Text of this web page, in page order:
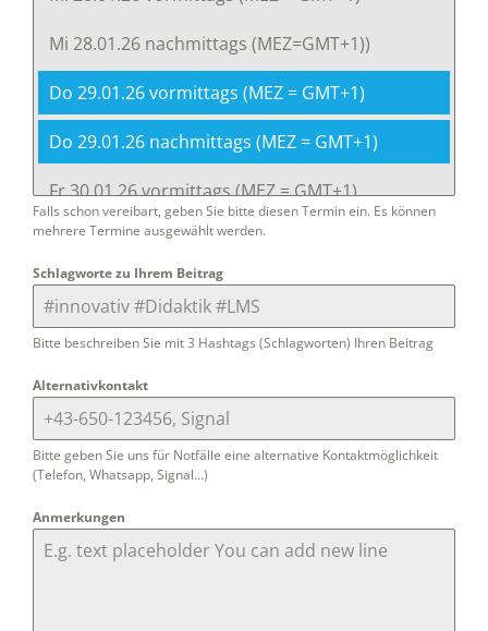
Mi 28.01.26 nachmittags (MEZ=GMT+1))
Do 29.01.26 vormittags (MEZ = GMT+1)
Do 29.01.26 nachmittags (MEZ = GMT+1)
Fr 30.01.26 vormittags (MEZ = GMT+1)
Fr 30.01.26 nachmittags (MEZ = GMT+1)
Falls schon vereibart, geben Sie bitte diesen Termin ein. Es können
mehrere Termine ausgewählt werden.
Schlagworte zu Ihrem Beitrag
Bitte beschreiben Sie mit 3 Hashtags (Schlagworten) Ihren Beitrag
Alternativkontakt
Bitte geben Sie uns für Notfälle eine alternative Kontaktmöglichkeit
(Telefon, Whatsapp, Signal…)
Anmerkungen